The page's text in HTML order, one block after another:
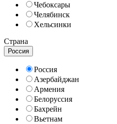
Чебоксары
Челябинск
Хельсинки
Страна
Россия
Россия
Азербайджан
Армения
Белоруссия
Бахрейн
Вьетнам